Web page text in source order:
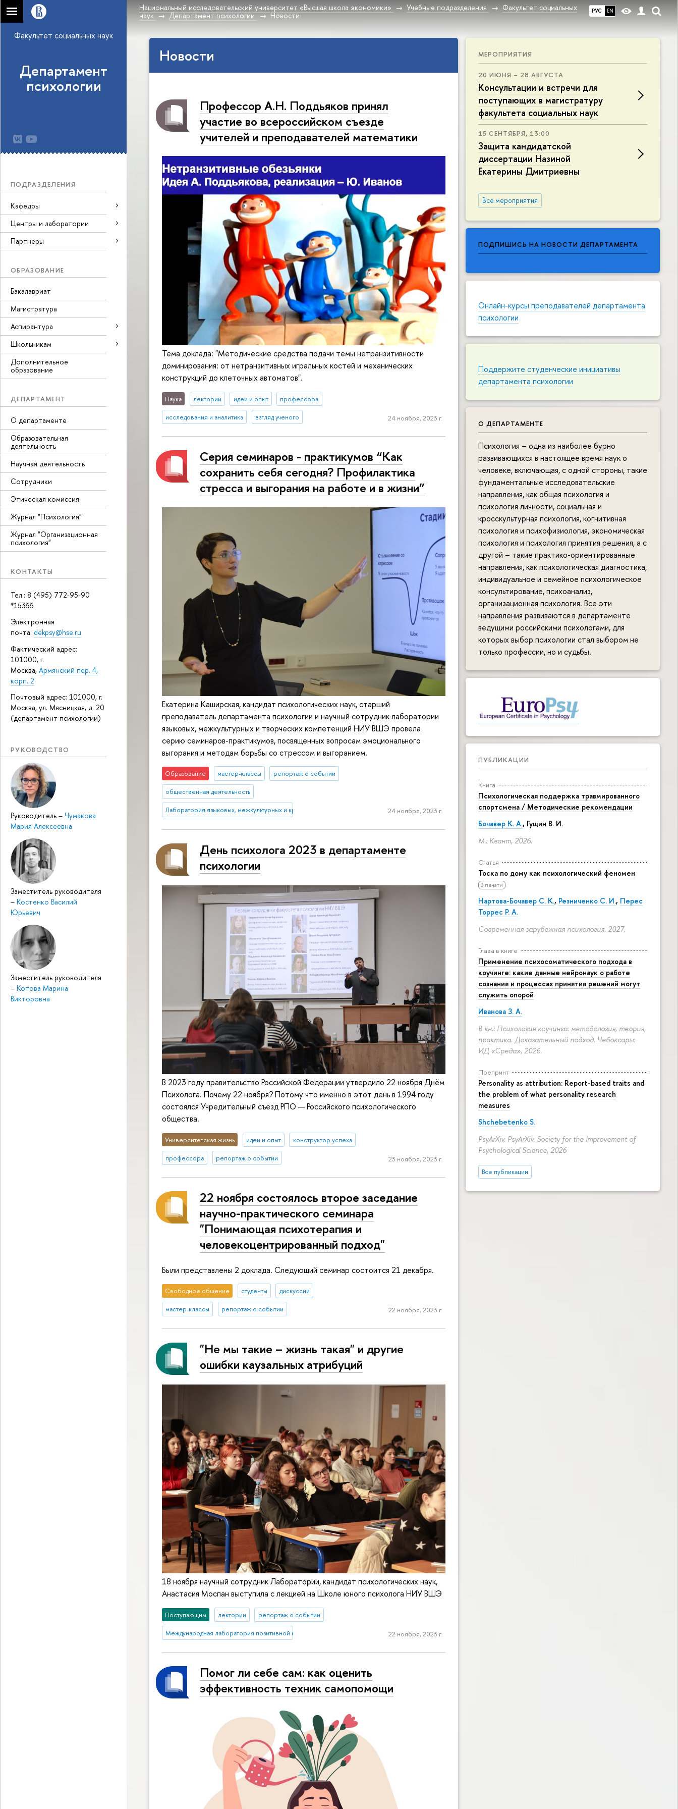
РУС EN
Национальный исследовательский университет «Высшая школа экономики» Учебные подразделения
Факультет социальных
наук
Департамент психологии Новости
Факультет социальных наук
Департамент
психологии
ПОДРАЗДЕЛЕНИЯ
Кафедры
Центры и лаборатории
Партнеры
ОБРАЗОВАНИЕ
Бакалавриат
Магистратура
Аспирантура
Школьникам
Дополнительное
образование
ДЕПАРТАМЕНТ
О департаменте
Образовательная
деятельность
Научная деятельность
Сотрудники
Этическая комиссия
Журнал "Психология"
Журнал "Организационная
психология"
КОНТАКТЫ
Тел.: 8 (495) 772-95-90
*15366
Электронная
почта: dekpsy@hse.ru
Фактический адрес:
101000, г.
Москва, Армянский пер. 4,
корп. 2
Почтовый адрес: 101000, г.
Москва, ул. Мясницкая, д. 20
(департамент психологии)
РУКОВОДСТВО
Руководитель – Чумакова
Мария Алексеевна
Заместитель руководителя
– Костенко Василий
Юрьевич
Заместитель руководителя
– Котова Марина
Викторовна
МЕРОПРИЯТИЯ
20 ИЮНЯ – 28 АВГУСТА
Консультации и встречи для
поступающих в магистратуру
факультета социальных наук
15 СЕНТЯБРЯ, 13:00
Защита кандидатской
диссертации Назиной
Екатерины Дмитриевны
Все мероприятия
ПОДПИШИСЬ НА НОВОСТИ ДЕПАРТАМЕНТА
Онлайн-курсы преподавателей департамента
психологии
Поддержите студенческие инициативы
департамента психологии
О ДЕПАРТАМЕНТЕ
Психология – одна из наиболее бурно
развивающихся в настоящее время наук о
человеке, включающая, с одной стороны, такие
фундаментальные исследовательские
направления, как общая психология и
психология личности, социальная и
кросскультурная психология, когнитивная
психология и психофизиология, экономическая
психология и психология принятия решения, а с
другой – такие практико-ориентированные
направления, как психологическая диагностика,
индивидуальное и семейное психологическое
консультирование, психоанализ,
организационная психология. Все эти
направления развиваются в департаменте
ведущими российскими психологами, для
которых выбор психологии стал выбором не
только профессии, но и судьбы.
ПУБЛИКАЦИИ
Книга
Психологическая поддержка травмированного
спортсмена / Методические рекомендации
Бочавер К. А., Гущин В. И.
М.: Квант, 2026.
Статья
Тоска по дому как психологический феномен
В печати
Нартова-Бочавер С. К., Резниченко С. И., Перес
Торрес Р. А.
Современная зарубежная психология. 2027.
Глава в книге
Применение психосоматического подхода в
коучинге: какие данные нейронаук о работе
сознания и процессах принятия решений могут
служить опорой
Иванова З. А.
В кн.: Психология коучинга: методология, теория,
практика. Доказательный подход. Чебоксары:
ИД «Среда», 2026.
Препринт
Personality as attribution: Report-based traits and
the problem of what personality research
measures
Shchebetenko S.
PsyArXiv. PsyArXiv. Society for the Improvement of
Psychological Science, 2026
Все публикации
Новости
Профессор А.Н. Поддьяков принял
участие во всероссийском съезде
учителей и преподавателей математики
Тема доклада: "Методические средства подачи темы нетранзитивности
доминирования: от нетранзитивных игральных костей и механических
конструкций до клеточных автоматов".
Наука лектории идеи и опыт профессора
исследования и аналитика взгляд ученого 24 ноября, 2023 г.
Серия семинаров - практикумов “Как
сохранить себя сегодня? Профилактика
стресса и выгорания на работе и в жизни”
Екатерина Каширская, кандидат психологических наук, старший
преподаватель департамента психологии и научный сотрудник лаборатории
языковых, межкультурных и творческих компетенций НИУ ВШЭ провела
серию семинаров-практикумов, посвященных вопросам эмоционального
выгорания и методам борьбы со стрессом и выгоранием.
Образование мастер-классы репортаж о событии
общественная деятельность
Лаборатория языковых, межкультурных и креативных компетенций 24 ноября, 2023 г.
День психолога 2023 в департаменте
психологии
В 2023 году правительство Российской Федерации утвердило 22 ноября Днём
Психолога. Почему 22 ноября? Потому что именно в этот день в 1994 году
состоялся Учредительный съезд РПО — Российского психологического
общества.
Университетская жизнь идеи и опыт конструктор успеха
профессора репортаж о событии 23 ноября, 2023 г.
22 ноября состоялось второе заседание
научно-практического семинара
"Понимающая психотерапия и
человекоцентрированный подход"
Были представлены 2 доклада. Следующий семинар состоится 21 декабря.
Свободное общение студенты дискуссии
мастер-классы репортаж о событии 22 ноября, 2023 г.
"Не мы такие – жизнь такая" и другие
ошибки каузальных атрибуций
18 ноября научный сотрудник Лаборатории, кандидат психологических наук,
Анастасия Моспан выступила с лекцией на Школе юного психолога НИУ ВШЭ
Поступающим лектории репортаж о событии
Международная лаборатория позитивной психологии личности и мотивации22 ноября, 2023 г.
Помог ли себе сам: как оценить
эффективность техник самопомощи